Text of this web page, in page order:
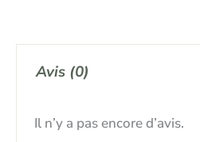
Avis (0)
Il n’y a pas encore d’avis.